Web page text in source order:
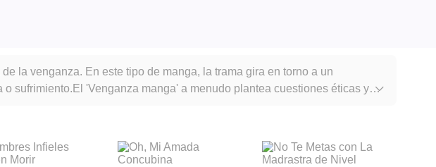
la venganza. En este tipo de manga, la trama gira en torno a un
sufrimiento.El 'Venganza manga' a menudo plantea cuestiones éticas y 